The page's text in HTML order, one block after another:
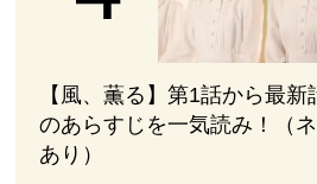
【風、薫る】第1話から最新
のあらすじを一気読み！（
あり）